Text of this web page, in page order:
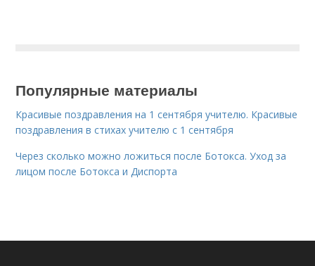
Популярные материалы
Красивые поздравления на 1 сентября учителю. Красивые
поздравления в стихах учителю с 1 сентября
Через сколько можно ложиться после Ботокса. Уход за
лицом после Ботокса и Диспорта